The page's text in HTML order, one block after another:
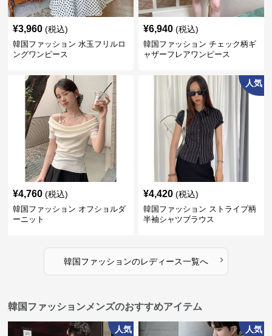
¥3,960 (税込)
韓国ファッション 水玉フリルロ
ングワンピース
¥6,940 (税込)
韓国ファッション チェック柄ギ
ャザーフレアワンピース
¥4,760 (税込)
韓国ファッション オフショルダ
ーニット
人気
¥4,420 (税込)
韓国ファッション ストライプ柄
半袖シャツブラウス
韓国ファッションのレディース一覧へ ›
韓国ファッションメンズのおすすめアイテム
人気 人気